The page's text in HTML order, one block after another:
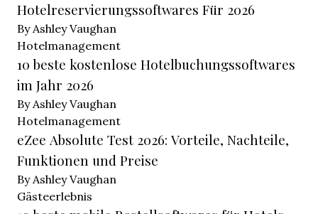
Hotelreservierungssoftwares Für 2026
By Ashley Vaughan
Hotelmanagement
10 beste kostenlose Hotelbuchungssoftwares
im Jahr 2026
By Ashley Vaughan
Hotelmanagement
eZee Absolute Test 2026: Vorteile, Nachteile,
Funktionen und Preise
By Ashley Vaughan
Gästeerlebnis